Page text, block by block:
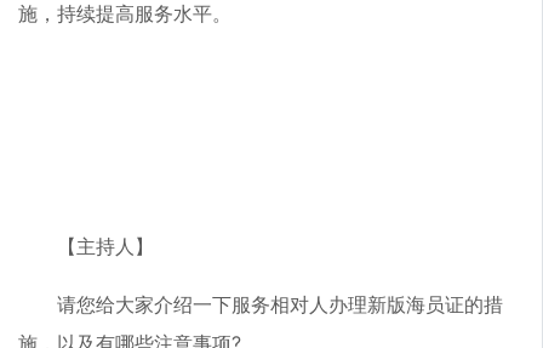
施，持续提高服务水平。
【主持人】
请您给大家介绍一下服务相对人办理新版海员证的措
施，以及有哪些注意事项?